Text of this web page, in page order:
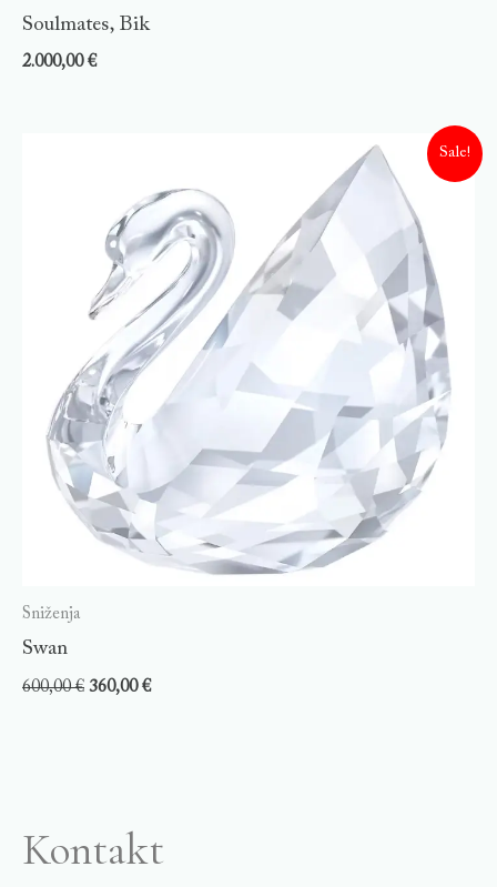
Soulmates, Bik
2.000,00€
Sale!
Sniženja
Swan
600,00€ 360,00€
Kontakt